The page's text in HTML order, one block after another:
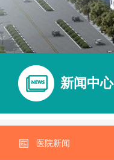
新闻中心
医院新闻